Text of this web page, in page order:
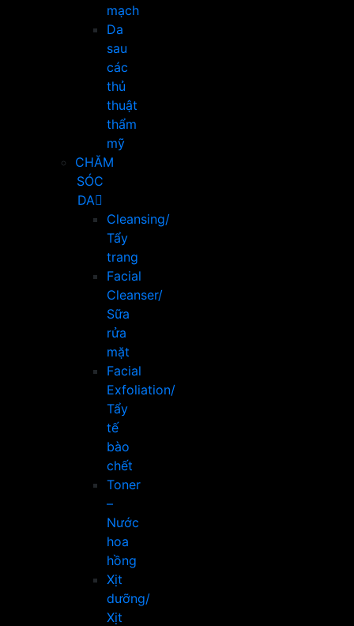
mạch
Da
sau
các
thủ
thuật
thẩm
mỹ
CHĂM
SÓC
DA
Cleansing/
Tẩy
trang
Facial
Cleanser/
Sữa
rửa
mặt
Facial
Exfoliation/
Tẩy
tế
bào
chết
Toner
–
Nước
hoa
hồng
Xịt
dưỡng/
Xịt